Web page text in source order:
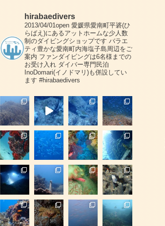
hirabaedivers
2013/04/01open愛媛県愛南町平碆(ひ
らばえ)にあるアットホームな少人数
制のダイビングショップです バラエ
ティ豊かな愛南町内海塩子島周辺をご
案内 ファンダイビングは6名様までの
お受け入れダイバー専門民泊
InoDomari(イノドマリ)も併設してい
ます #hirabaedivers